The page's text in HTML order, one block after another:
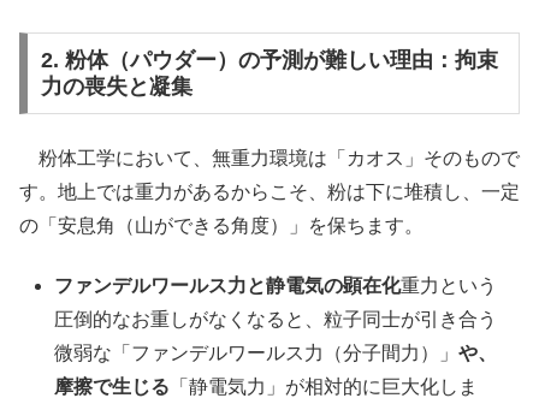
2. 粉体（パウダー）の予測が難しい理由：拘束
力の喪失と凝集
粉体工学において、無重力環境は「カオス」そのもので
す。地上では重力があるからこそ、粉は下に堆積し、一定
の「安息角（山ができる角度）」を保ちます。
ファンデルワールス力と静電気の顕在化重力という
圧倒的なお重しがなくなると、粒子同士が引き合う
微弱な「ファンデルワールス力（分子間力）」や、
摩擦で生じる 「静電気力」が相対的に巨大化しま